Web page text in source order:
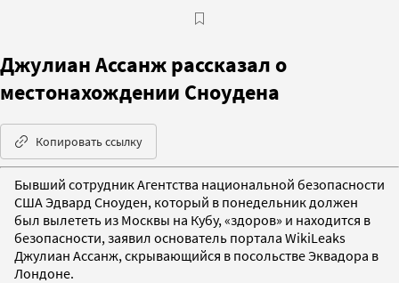
Джулиан Ассанж рассказал о
местонахождении Сноудена
Копировать ссылку
Бывший сотрудник Агентства национальной безопасности
США Эдвард Сноуден, который в понедельник должен
был вылететь из Москвы на Кубу, «здоров» и находится в
безопасности, заявил основатель портала WikiLeaks
Джулиан Ассанж, скрывающийся в посольстве Эквадора в
Лондоне.